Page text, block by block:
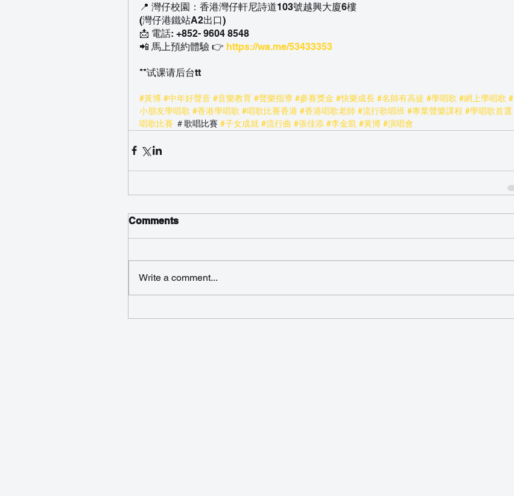
📍 灣仔校園：香港灣仔軒尼詩道103號越興大廈6樓
(灣仔港鐵站A2出口)
📩 電話: +852- 9604 8548
📲 馬上預約體驗 👉 https://wa.me/53433353
**试课请后台tt
#黃博 #中年好聲音 #音樂教育 #聲樂指導 #參賽獎金 #快樂成長 #名師有高徒 #學唱歌 #網上學唱歌 #
小朋友學唱歌 #香港學唱歌 #唱歌比賽香港 #香港唱歌老師 #流行歌唱班 #專業聲樂課程 #學唱歌首選
唱歌比賽 ＃歌唱比賽 #子女成就 #流行曲 #張佳添 #李金凱 #黃博 #演唱會
Comments
Write a comment...